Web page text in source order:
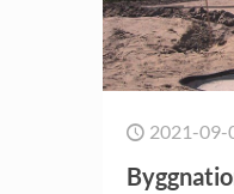
2021-09-